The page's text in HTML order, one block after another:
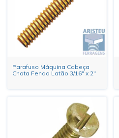
Parafuso Máquina Cabeça
Chata Fenda Latão 3/16" x 2"